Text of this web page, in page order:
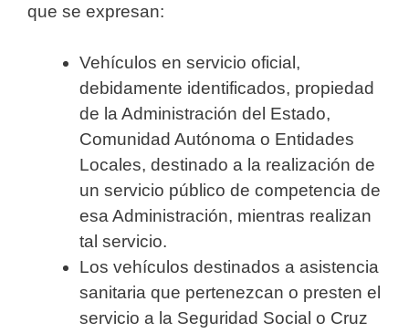
que se expresan:
Vehículos en servicio oficial,
debidamente identificados, propiedad
de la Administración del Estado,
Comunidad Autónoma o Entidades
Locales, destinado a la realización de
un servicio público de competencia de
esa Administración, mientras realizan
tal servicio.
Los vehículos destinados a asistencia
sanitaria que pertenezcan o presten el
servicio a la Seguridad Social o Cruz